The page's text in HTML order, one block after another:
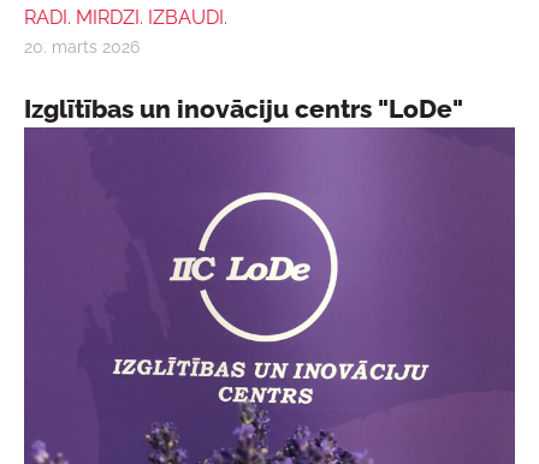
RADI. MIRDZI. IZBAUDI.
20. marts 2026
Izglītības un inovāciju centrs "LoDe"